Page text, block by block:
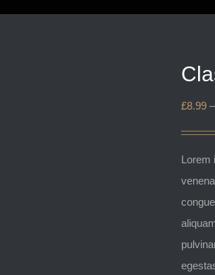
£8.99 –
Lorem